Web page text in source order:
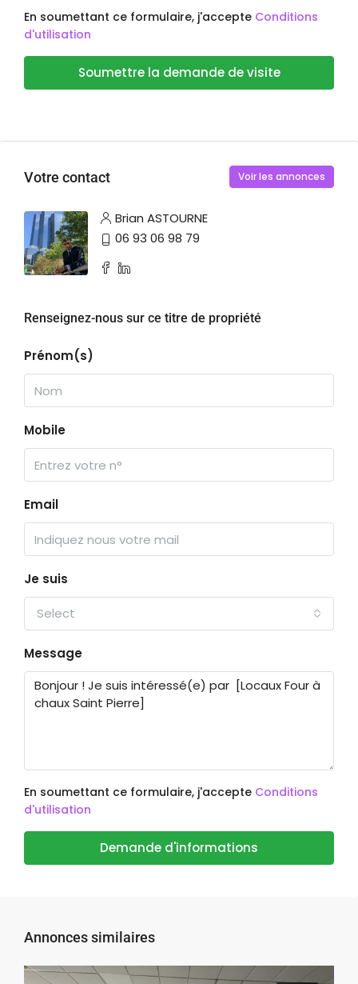
En soumettant ce formulaire, j'accepte Conditions
d'utilisation
Soumettre la demande de visite
Votre contact Voir les annonces
Brian ASTOURNE
06 93 06 98 79
Renseignez-nous sur ce titre de propriété
Prénom(s)
Mobile
Email
Je suis
Select
Message
En soumettant ce formulaire, j'accepte Conditions
d'utilisation
Demande d'informations
Annonces similaires